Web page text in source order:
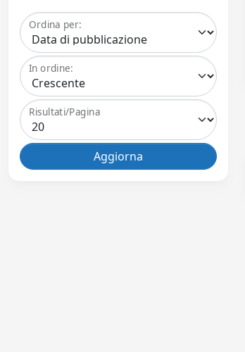
Ordina per:
In ordine:
Risultati/Pagina